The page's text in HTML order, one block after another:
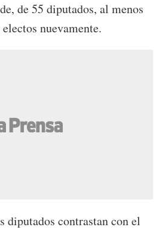
de 55 diputados, al menos
nuevamente.
diputados contrastan con el